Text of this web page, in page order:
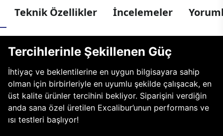
Teknik Özellikler İncelemeler
Tercihlerinle Şekillenen Güç
İhtiyaç ve beklentilerine en uygun bilgisayara sahip
olman için birbirleriyle en uyumlu şekilde çalışacak, en
üst kalite ürünler tercihini bekliyor. Siparişini verdiğin
anda sana özel üretilen Excalibur’unun performans ve
ısı testleri başlıyor!